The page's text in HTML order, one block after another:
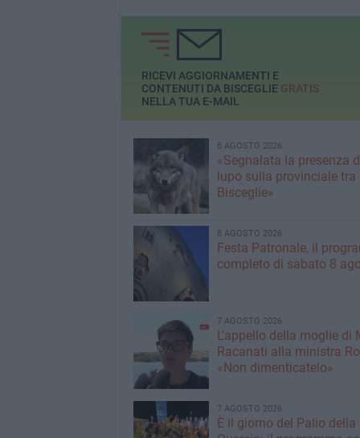
RICEVI AGGIORNAMENTI E
CONTENUTI DA BISCEGLIE GRATIS
NELLA TUA E-MAIL
8 AGOSTO 2026
«Segnalata la presenza
lupo sulla provinciale tra
Bisceglie»
8 AGOSTO 2026
Festa Patronale, il
completo di sabato 8
7 AGOSTO 2026
L'appello della moglie di
Racanati alla ministra
«Non dimenticatelo»
7 AGOSTO 2026
È il giorno del Palio della